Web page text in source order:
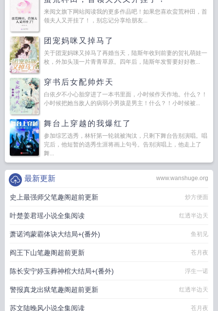
来阅文旗下网站阅读我的更多作品吧！如果您喜欢蛮荒种田，首
领夫人又开挂了！，别忘记分享给朋友...
团宠妈咪又掉马了
关于团宠妈咪又掉马了再婚当天，陆斯年收到前妻的贺礼萌娃一
枚，外加头顶一片青青草原。四年后，陆斯年发誓要好好教...
穿书后女配帅炸天
白依夕不小心胎穿进了一本书里面，小时候作天作地。什么？！
小时候把她当敌人的病弱小男孩是男主！什么？！小时候被...
舞台上穿越的我爆红了
参加综艺选秀，林轩第一轮就被淘汰，只剩下舞台告别演唱。唱
完后，他短暂的选秀生涯将画上句号。告别演唱上，他走上了
舞...
www.wanshuge.org
最新更新
史上最强师父笔趣阁超前更新 炒方便面
叶楚姜君瑶小说全集阅读 红透半边天
萧诺鸿蒙霸体诀大结局+(番外) 鱼初见
阎王下山笔趣阁超前更新 苍月夜
陈长安宁婷玉葬神棺大结局+(番外) 浮生一诺
警报真龙出狱笔趣阁超前更新 红透半边天
苏文陆晚风小说全集阅读 苍月夜